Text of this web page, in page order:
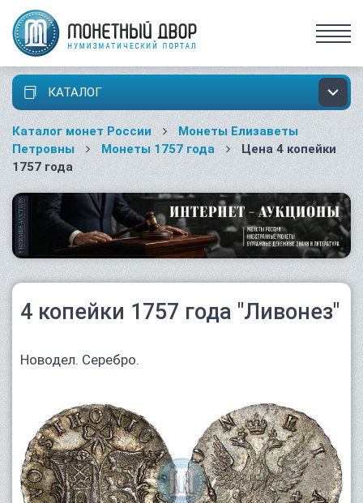
КАТАЛОГ
Каталог монет России
Монеты Елизаветы
Петровны
Монеты 1757 года
Цена 4 копейки
1757 года
4 копейки 1757 года "Ливонез"
Новодел. Серебро.